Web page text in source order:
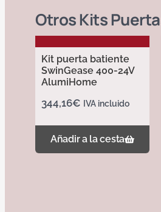
OtrosKits
Kit puerta batiente
SwinGease 400-24V
AlumiHome
344,16€ IVA incluido
Añadir a la cesta